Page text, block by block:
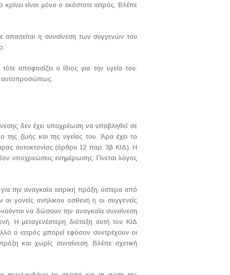
είναι μόνο ο εκάστοτε ιατρός. Βλέπε
η συναίνεση των συγγενών του
αποφασίζει ο ίδιος για την υγεία του.
αυτοπροσώπως.
δεν έχει υποχρέωση να υποβληθεί σε
της ζωής και της υγείας του. Άρα έχει το
αυτοκτονίας (άρθρο 12 παρ. 3β ΚΙΔ). Η
υποχρεώσεις ενημέρωσης. Γίνεται λόγος
την αναγκαία ιατρική πράξη, ύστερα από
οι γονείς ανήλικου ασθενή ή οι συγγενείς
να δώσουν την αναγκαία συναίνεση
Η μεταγενέστερη διάταξη αυτή του ΚΙΔ
ο ιατρός μπορεί εφόσον συντρέχουν οι
και χωρίς συναίνεση. Βλέπε σχετική